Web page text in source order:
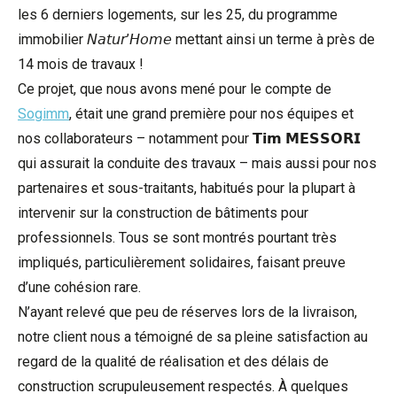
les 6 derniers logements, sur les 25, du programme
immobilier 𝘕𝘢𝘵𝘶𝘳’𝘏𝘰𝘮𝘦 mettant ainsi un terme à près de
14 mois de travaux !
Ce projet, que nous avons mené pour le compte de
Sogimm, était une grand première pour nos équipes et
nos collaborateurs – notamment pour 𝗧𝗶𝗺 𝗠𝗘𝗦𝗦𝗢𝗥𝗜
qui assurait la conduite des travaux – mais aussi pour nos
partenaires et sous-traitants, habitués pour la plupart à
intervenir sur la construction de bâtiments pour
professionnels. Tous se sont montrés pourtant très
impliqués, particulièrement solidaires, faisant preuve
d’une cohésion rare.
N’ayant relevé que peu de réserves lors de la livraison,
notre client nous a témoigné de sa pleine satisfaction au
regard de la qualité de réalisation et des délais de
construction scrupuleusement respectés. À quelques